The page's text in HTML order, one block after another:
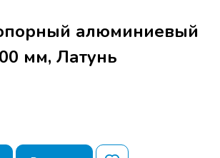
алюминиевый
мм, Латунь